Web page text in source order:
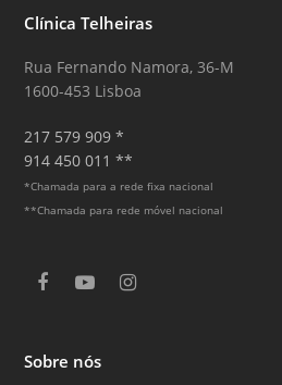
Clínica Telheiras
Rua Fernando Namora, 36-M
1600-453 Lisboa
217 579 909 *
914 450 011 **
*Chamada para a rede fixa nacional
**Chamada para rede móvel nacional
F
e
b
Y
T
u
I
Sobre nós